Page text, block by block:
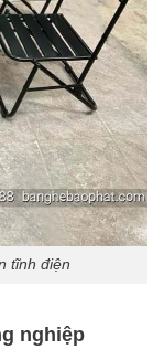
tĩnh điện
nghiệp